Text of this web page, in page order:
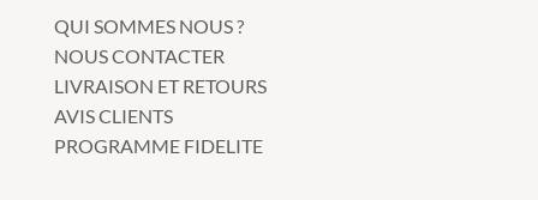
QUI SOMMES NOUS ?
NOUS CONTACTER
LIVRAISON ET RETOURS
AVIS CLIENTS
PROGRAMME FIDELITE